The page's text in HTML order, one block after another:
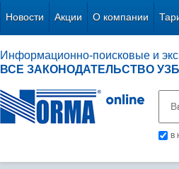
Новости Акции О компании
Информационно-поисковые и
ВСЕ ЗАКОНОДАТЕЛЬСТВО
в